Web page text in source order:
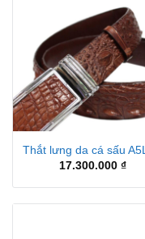
Thắt lưng da cá sấu
17.300.000 ₫